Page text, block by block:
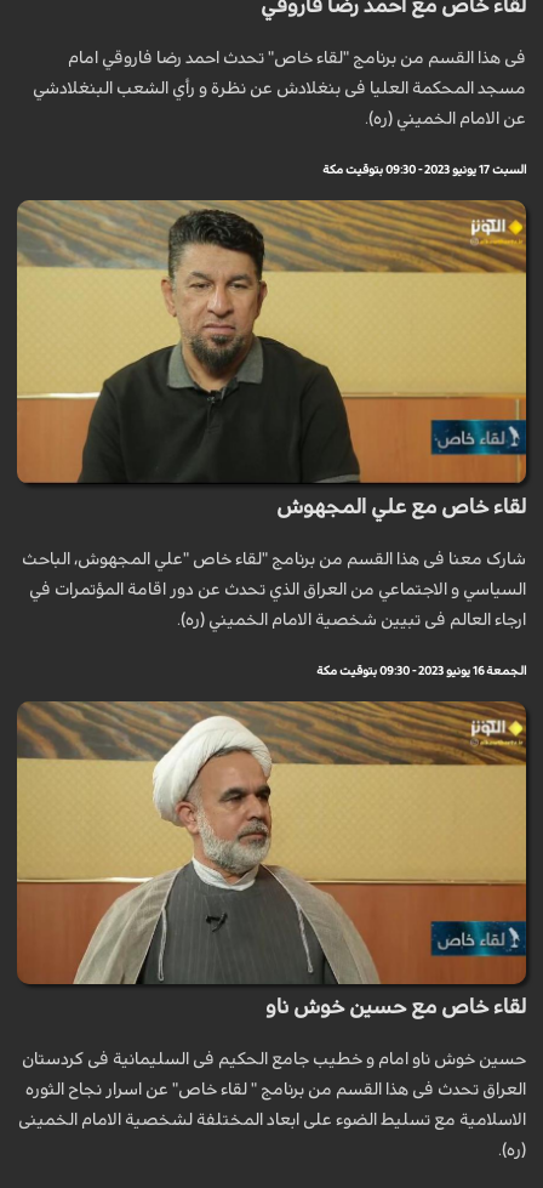
لقاء خاص مع احمد رضا فاروقي
فی هذا القسم من برنامج "لقاء خاص" تحدث احمد رضا فاروقي امام
مسجد المحکمة العلیا فی بنغلادش عن نظرة و رأي الشعب البنغلادشي
عن الامام الخميني (ره).
السبت 17 يونيو 2023 - 09:30 بتوقيت مكة
لقاء خاص مع علي المجهوش
شارک معنا فی هذا القسم من برنامج "لقاء خاص "علي المجهوش، الباحث
السياسي و الاجتماعي من العراق الذي تحدث عن دور اقامة المؤتمرات في
ارجاء العالم فی تبيين شخصية الامام الخميني (ره).
الجمعة 16 يونيو 2023 - 09:30 بتوقيت مكة
لقاء خاص مع حسين خوش ناو
حسین خوش ناو امام و خطیب جامع الحکیم فی السلیمانیة فی کردستان
العراق تحدث فی هذا القسم من برنامج " لقاء خاص" عن اسرار نجاح الثوره
الاسلامیة مع تسلیط الضوء علی ابعاد المختلفة لشخصیة الامام الخمینی
(ره).